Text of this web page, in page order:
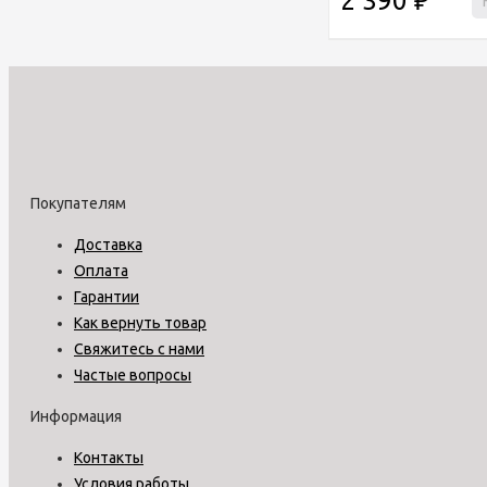
Покупателям
Доставка
Оплата
Гарантии
Как вернуть товар
Свяжитесь с нами
Частые вопросы
Информация
Контакты